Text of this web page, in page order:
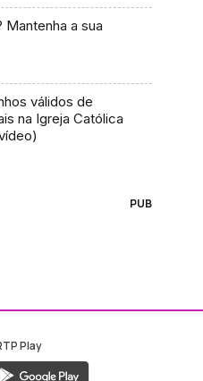
Mantenha a sua
válidos de
na Igreja Católica
PUB
Play